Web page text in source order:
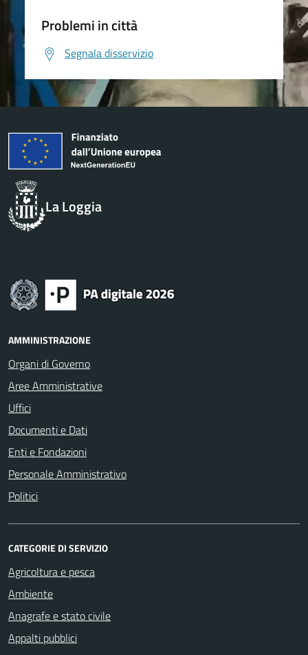
Problemi in città
Segnala disservizio
La Loggia
AMMINISTRAZIONE
Organi di Governo
Aree Amministrative
Uffici
Documenti e Dati
Enti e Fondazioni
Personale Amministrativo
Politici
CATEGORIE DI SERVIZIO
Agricoltura e pesca
Ambiente
Anagrafe e stato civile
Appalti pubblici